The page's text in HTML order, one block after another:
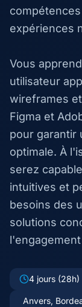
expériences
Vous
utilisateur
wireframes
Figma et
pour garantir
optimale. À
serez
intuitives et
besoins des
solutions
4 jours (28h)
Anvers,